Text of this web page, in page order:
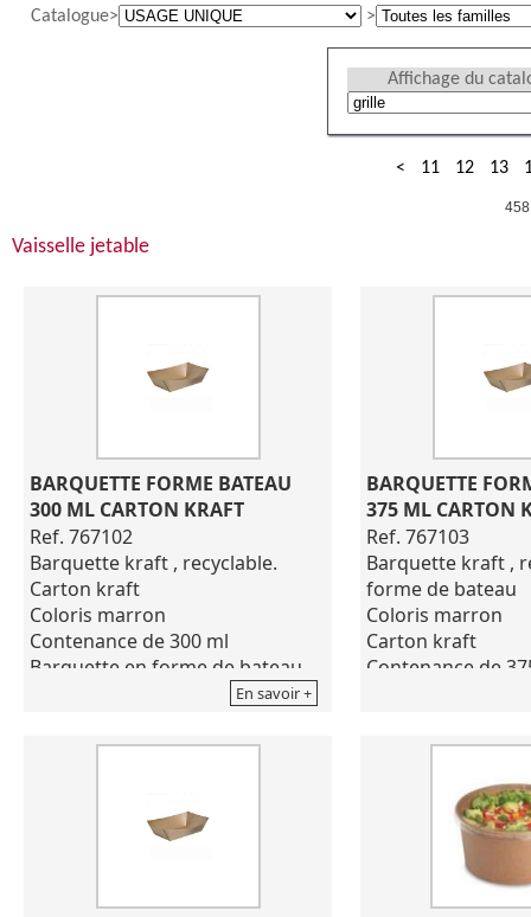
Catalogue
Affichage du
< 11 12 13
Vaisselle jetable
BARQUETTE FORME BATEAU
300 ML CARTON KRAFT
Ref. 767102
Barquette kraft , recyclable.
Carton kraft
Coloris marron
Contenance de 300 ml
Barquette en forme de bateau
Liaison chaude -20 à +100°C
Utilisation d'un carton 100%
Dimensions haut / bas : 152 x
100 x h.41 mm / 104 x 59 mm
En savoir +
BARQUETTE
375 ML CARTON
Ref. 767103
Barquette kraft ,
forme de bateau
Coloris marron
Carton kraft
Contenance de
Utilisation d'un
pure pâte de
Dimensions haut
117 x h.41 mm /
Carton de 1000